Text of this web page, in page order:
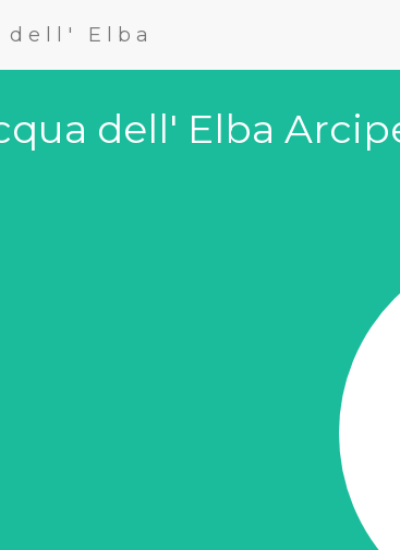
dell' Elba
dell' Elba